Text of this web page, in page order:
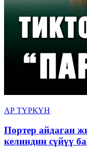
АР ТҮРКҮН
Портер айдаган
келиндин сүйүү